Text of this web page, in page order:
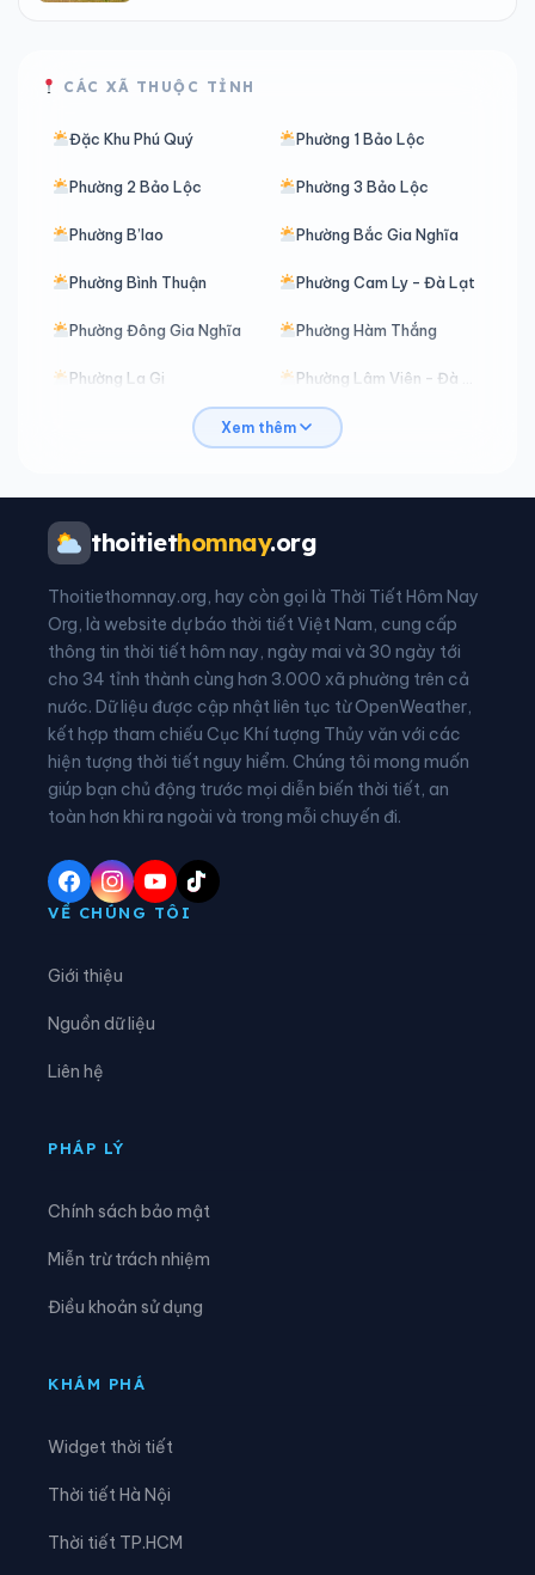
CÁC XÃ THUỘC TỈNH
Đặc Khu Phú Quý Phường 1 Bảo Lộc
Phường 2 Bảo Lộc Phường 3 Bảo Lộc
Phường B’lao Phường Bắc Gia Nghĩa
Phường Bình Thuận Phường Cam Ly - Đà Lạt
Phường Đông Gia Nghĩa Phường Hàm Thắng
Phường La Gi
Phường Lang Biang - Đà Lạt Phường Mũi Né
Phường Phước Hội
Xã Bắc Bình Xã Bắc Ruộng
Xã Bảo Lâm 1 Xã Bảo Lâm 2
Xã Bảo Lâm 3 Xã Bảo Lâm 4
Xã Bảo Lâm 5 Xã Bảo Thuận
Xã Cát Tiên Xã Cát Tiên 2
Xã Cát Tiên 3
Xã D’ran
Xã Đắk Wil
Xã Đồng Kho
Xem thêm
thoitiethomnay.org
Thoitiethomnay.org, hay còn gọi là Thời Tiết Hôm Nay
Org, là website dự báo thời tiết Việt Nam, cung cấp
thông tin thời tiết hôm nay, ngày mai và 30 ngày tới
cho 34 tỉnh thành cùng hơn 3.000 xã phường trên cả
nước. Dữ liệu được cập nhật liên tục từ OpenWeather,
kết hợp tham chiếu Cục Khí tượng Thủy văn với các
hiện tượng thời tiết nguy hiểm. Chúng tôi mong muốn
giúp bạn chủ động trước mọi diễn biến thời tiết, an
toàn hơn khi ra ngoài và trong mỗi chuyến đi.
VỀ CHÚNG TÔI
Giới thiệu
Nguồn dữ liệu
Liên hệ
PHÁP LÝ
Chính sách bảo mật
Miễn trừ trách nhiệm
Điều khoản sử dụng
KHÁM PHÁ
Widget thời tiết
Thời tiết Hà Nội
Thời tiết TP.HCM